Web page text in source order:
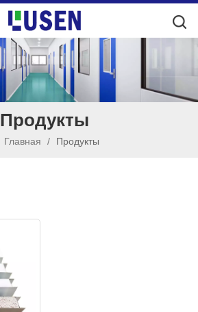
Продукты
Главная / Продукты